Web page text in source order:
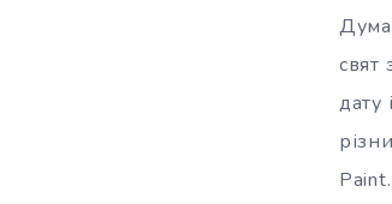
свят
дату